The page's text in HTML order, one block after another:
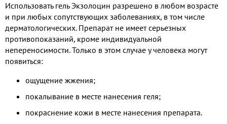
Использовать гель Экзолоцин разрешено в любом возрасте
и при любых сопутствующих заболеваниях, в том числе
дерматологических. Препарат не имеет серьезных
противопоказаний, кроме индивидуальной
непереносимости. Только в этом случае у человека могут
появиться:
ощущение жжения;
покалывание в месте нанесения геля;
покраснение кожи в месте нанесения препарата.